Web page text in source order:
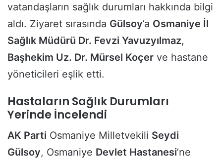
vatandaşların sağlık durumları hakkında bilgi
aldı. Ziyaret sırasında Gülsoy’a Osmaniye İl
Sağlık Müdürü Dr. Fevzi Yavuzyılmaz,
Başhekim Uz. Dr. Mürsel Koçer ve hastane
yöneticileri eşlik etti.
Hastaların Sağlık Durumları
Yerinde İncelendi
AK Parti Osmaniye Milletvekili Seydi
Gülsoy, Osmaniye Devlet Hastanesi’ne